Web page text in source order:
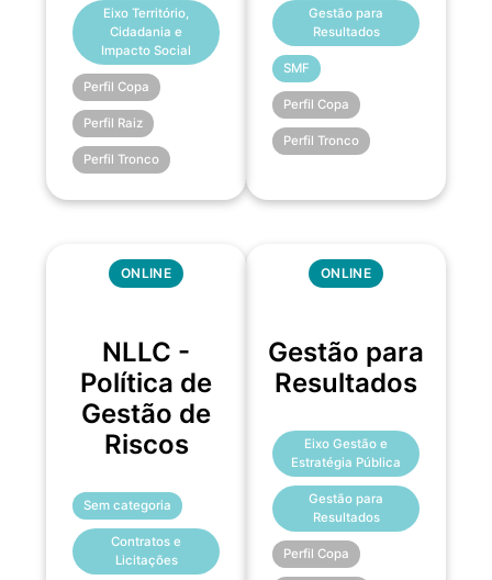
Eixo Território,
Cidadania e
Impacto Social
Perfil Copa
Perfil Raiz
Perfil Tronco
Gestão para
Resultados
SMF
Perfil Copa
Perfil Tronco
ONLINE
NLLC -
Política de
Gestão de
Riscos
Sem categoria
Contratos e
Licitações
ONLINE
Gestão para
Resultados
Eixo Gestão e
Estratégia Pública
Gestão para
Resultados
Perfil Copa